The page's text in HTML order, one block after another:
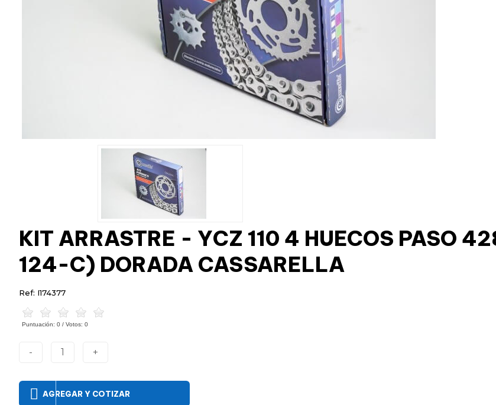
KIT ARRASTRE - YCZ 110 4 HUECOS PASO
124-C) DORADA CASSARELLA
Ref: I174377
Puntuación: 0 / Votos: 0
- 1 +
AGREGAR Y COTIZAR